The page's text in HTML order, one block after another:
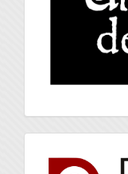
index